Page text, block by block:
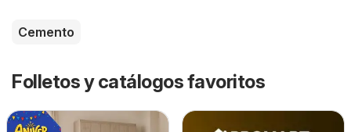
Cemento
Folletos y catálogos favoritos